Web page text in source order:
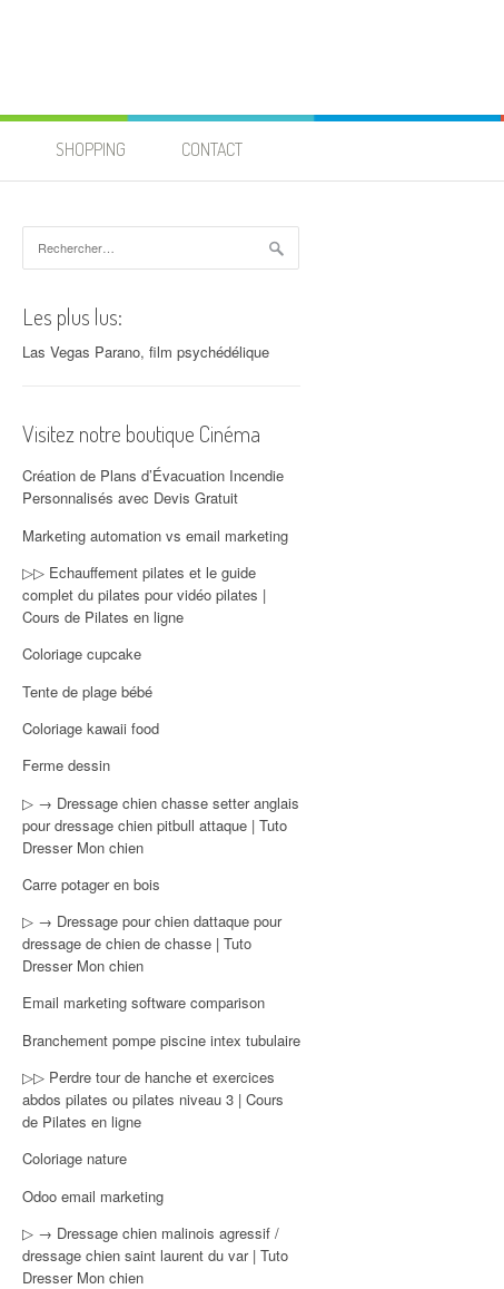
SHOPPING CONTACT
Les plus lus:
Las Vegas Parano, film psychédélique
Visitez notre boutique Cinéma
Création de Plans d’Évacuation Incendie
Personnalisés avec Devis Gratuit
Marketing automation vs email marketing
▷▷ Echauffement pilates et le guide
complet du pilates pour vidéo pilates |
Cours de Pilates en ligne
Coloriage cupcake
Tente de plage bébé
Coloriage kawaii food
Ferme dessin
▷ → Dressage chien chasse setter anglais
pour dressage chien pitbull attaque | Tuto
Dresser Mon chien
Carre potager en bois
▷ → Dressage pour chien dattaque pour
dressage de chien de chasse | Tuto
Dresser Mon chien
Email marketing software comparison
Branchement pompe piscine intex tubulaire
▷▷ Perdre tour de hanche et exercices
abdos pilates ou pilates niveau 3 | Cours
de Pilates en ligne
Coloriage nature
Odoo email marketing
▷ → Dressage chien malinois agressif /
dressage chien saint laurent du var | Tuto
Dresser Mon chien